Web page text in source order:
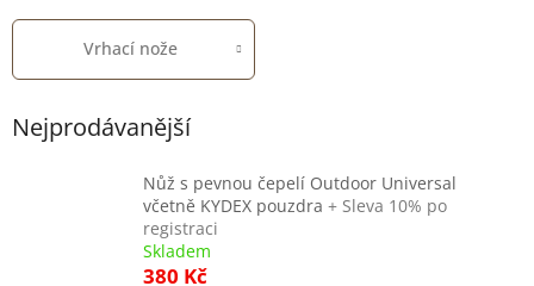
Vrhací nože
Nejprodávanější
Nůž s pevnou čepelí Outdoor Universal
včetně KYDEX pouzdra + Sleva 10% po
registraci
Skladem
380 Kč